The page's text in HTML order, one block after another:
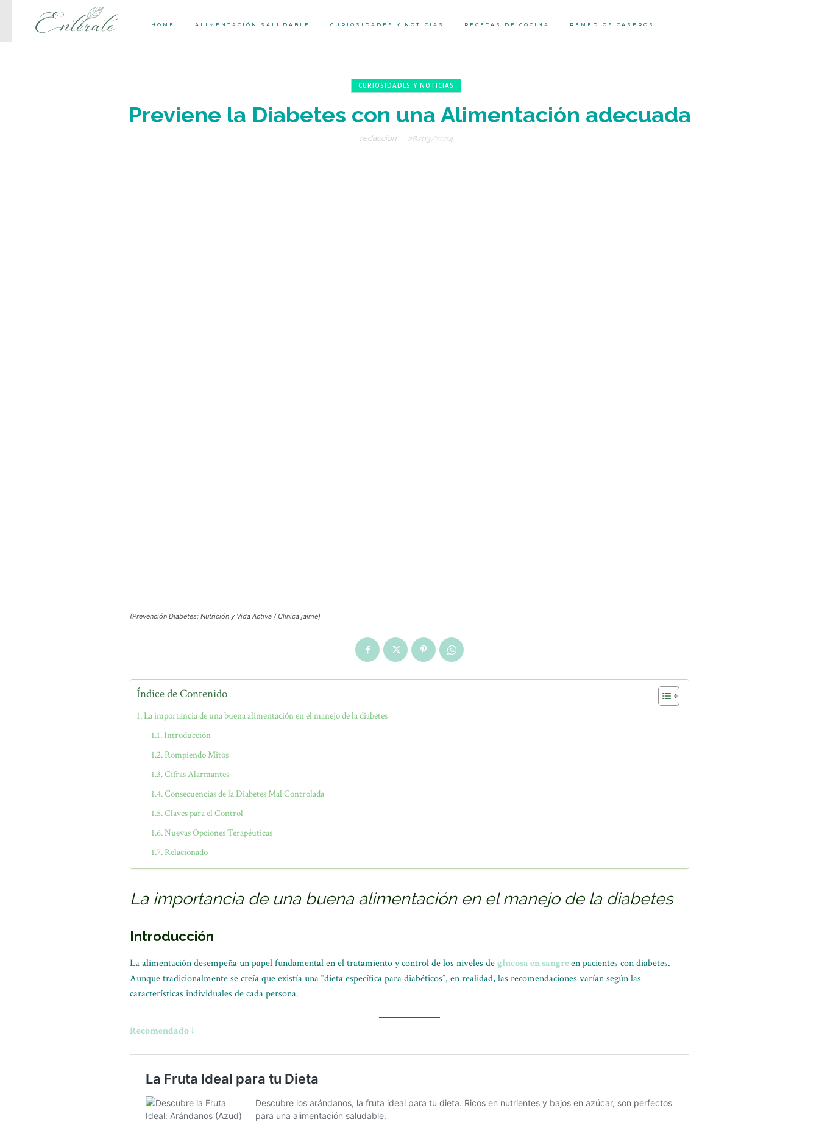
HOME ALIMENTACIÓN SALUDABLE CURIOSIDADES Y NOTICIAS RECETAS DE COCINA REMEDIOS CASEROS
CURIOSIDADES Y NOTICIAS
Previene la Diabetes con una Alimentación adecuada
redacción 28/03/2024
(Prevención Diabetes: Nutrición y Vida Activa / Clinica jaime)
Índice de Contenido
La importancia de una buena alimentación en el manejo de la diabetes
Introducción
Rompiendo Mitos
Cifras Alarmantes
Consecuencias de la Diabetes Mal Controlada
Claves para el Control
Nuevas Opciones Terapéuticas
Relacionado
La importancia de una buena alimentación en el manejo de la diabetes
Introducción
La alimentación desempeña un papel fundamental en el tratamiento y control de los niveles deglucosa en sangreen pacientes con diabetes.
Aunque tradicionalmente se creía que existía una “dieta específica para diabéticos”, en realidad, las recomendaciones varían según las
características individuales de cada persona.
Recomendado ↓